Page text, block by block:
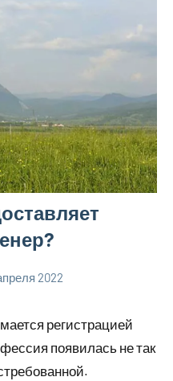
2022
регистрацией
появилась не так